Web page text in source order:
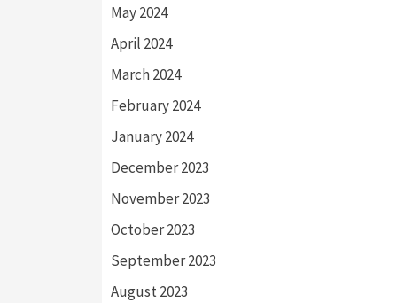
May 2024
April 2024
March 2024
February 2024
January 2024
December 2023
November 2023
October 2023
September 2023
August 2023